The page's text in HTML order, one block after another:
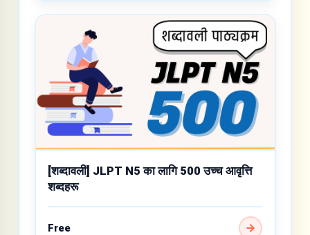
[शब्दावली] JLPT N5 का लागि 500 उच्च आवृत्ति
शब्दहरू
Free